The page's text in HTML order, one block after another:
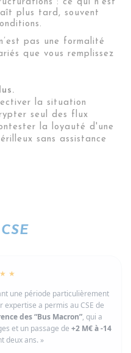
: ce qui n’est
plus tard, souvent
pas une formalité
que vous remplissez
la situation
seul des flux
la loyauté d'une
sans assistance
une période particulièrement
a permis au CSE de
des “Bus Macron”, qui a
et un passage de +2 M€ à -14
deux ans. »